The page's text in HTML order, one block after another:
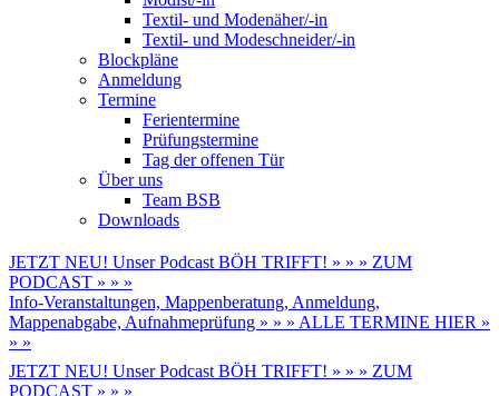
Textil- und Modenäher/-in
Textil- und Modeschneider/-in
Blockpläne
Anmeldung
Termine
Ferientermine
Prüfungstermine
Tag der offenen Tür
Über uns
Team BSB
Downloads
JETZT NEU! Unser Podcast BÖH TRIFFT! » » » ZUM
PODCAST » » »
Info-Veranstaltungen, Mappenberatung, Anmeldung,
Mappenabgabe, Aufnahmeprüfung » » » ALLE TERMINE HIER »
» »
JETZT NEU! Unser Podcast BÖH TRIFFT! » » » ZUM
PODCAST » » »